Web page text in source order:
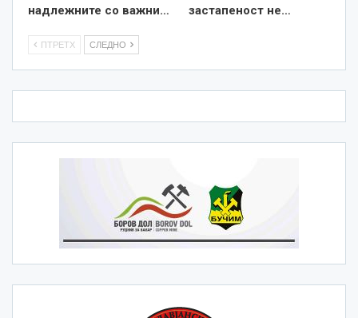
надлежните со важни…
застапеност не…
ПТРЕТХ СЛЕДНО